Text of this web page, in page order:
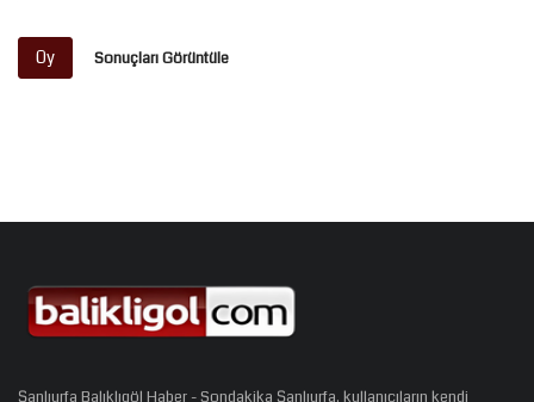
Oy Sonuçları Görüntüle
Şanlıurfa Balıklıgöl Haber - Sondakika Şanlıurfa, kullanıcıların kendi